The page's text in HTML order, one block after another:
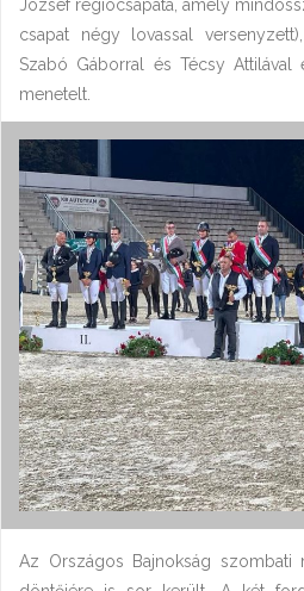
József régiócsapata, amely
csapat négy lovassal
Szabó Gáborral és Técsy
menetelt.
Az Országos Bajnokság szombati